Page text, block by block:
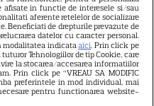
in functie de interesele si/sau
aferente retelelor de socializare
Beneficiati de drepturile prevazute de
datelor cu caracter personal.
modalitatea indicataaici. Prin click pe
tuturor Tehnologiilor de tip Cookie, care
la stocarea/accesarea informatiilor
Prin click pe “VREAU SA MODIFIC
preferintele in mod individual, mai
pentru functionarea website-